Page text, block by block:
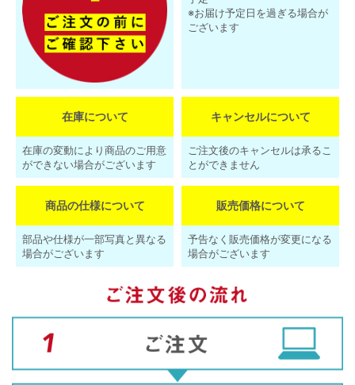
※お届け予定日を過ぎる場合が
ございます
在庫について
在庫の変動により商品のご用意
ができない場合がございます
キャンセルについて
ご注文後のキャンセルは承るこ
とができません
商品の仕様について
部品や仕様が一部写真と異なる
場合がございます
販売価格について
予告なく販売価格が変更になる
場合がございます